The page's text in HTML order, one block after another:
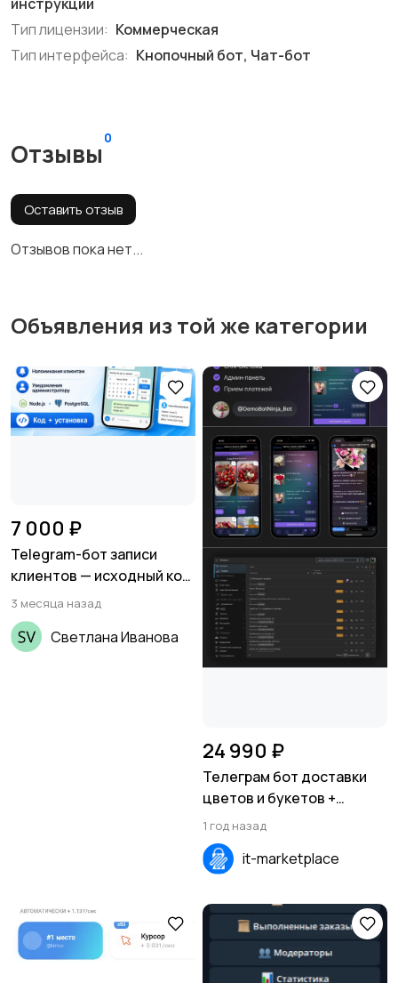
Тип лицензии: Коммерческая
Тип интерфейса: Кнопочный бот, Чат-бот
Отзывы
0
Оставить отзыв
Отзывов пока нет...
Объявления из той же категории
7 000 ₽
Telegram-бот записи
клиентов — исходный код
(Node.js, PostgreSQL)
3 месяца назад
Светлана Иванова
24 990 ₽
Телеграм бот доставки
цветов и букетов +
MiniApp
1 год назад
it-marketplace